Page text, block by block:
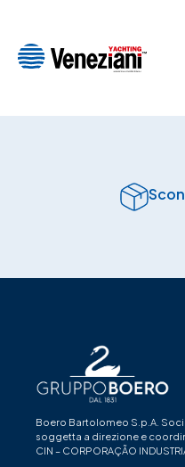
Boero Bartolomeo S.p.A.
soggetta a direzione e
CIN – CORPORAÇÃO